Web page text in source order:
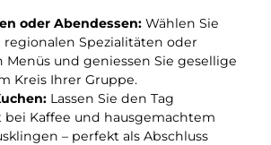
oder Abendessen: Wählen Sie
regionalen Spezialitäten oder
Menüs und geniessen Sie gesellige
Kreis Ihrer Gruppe.
Lassen Sie den Tag
Kaffee und hausgemachtem
– perfekt als Abschluss